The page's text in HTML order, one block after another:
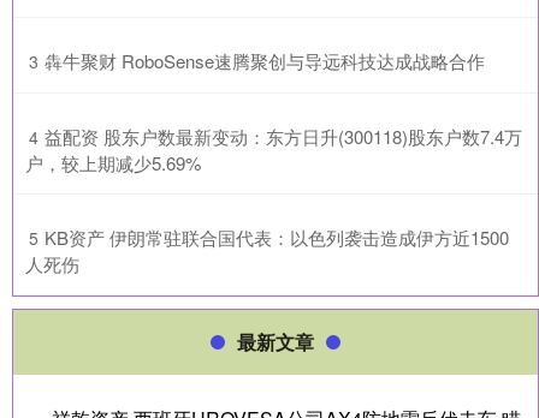
3 ​犇牛聚财 RoboSense速腾聚创与导远科技达成战略合作
4 ​益配资 股东户数最新变动：东方日升(300118)股东户数7.4万
户，较上期减少5.69%
5 ​KB资产 伊朗常驻联合国代表：以色列袭击造成伊方近1500
人死伤
最新文章